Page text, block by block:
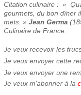
Citation culinaire : «
gourmets, du bon dîner
mets. » Jean Germa
Culinaire de France.
Je veux recevoir les
Je veux envoyer cette
Je veux envoyer une
Je veux m'abonner à la